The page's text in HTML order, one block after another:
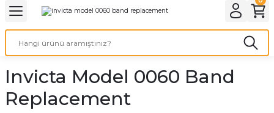
Geri Dön
& ELEKTİRİK AYDINLATMA & ELEKTRİK
AYDINLATMA
Geri Dön
ve Cihaz Pilleri
ÇEŞİTLERİ
ÇEŞİTLERİ
Geri Dön
Geri Dön
Kordon Çeşitleri
kordonları
Invicta Model 0060 Band
Replacement